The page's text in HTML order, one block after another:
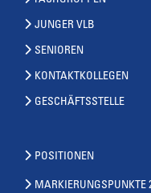
JUNGER VLB
SENIOREN
KONTAKTKOLLEGEN
GESCHÄFTSSTELLE
POSITIONEN
MARKIERUNGSPUNKTE